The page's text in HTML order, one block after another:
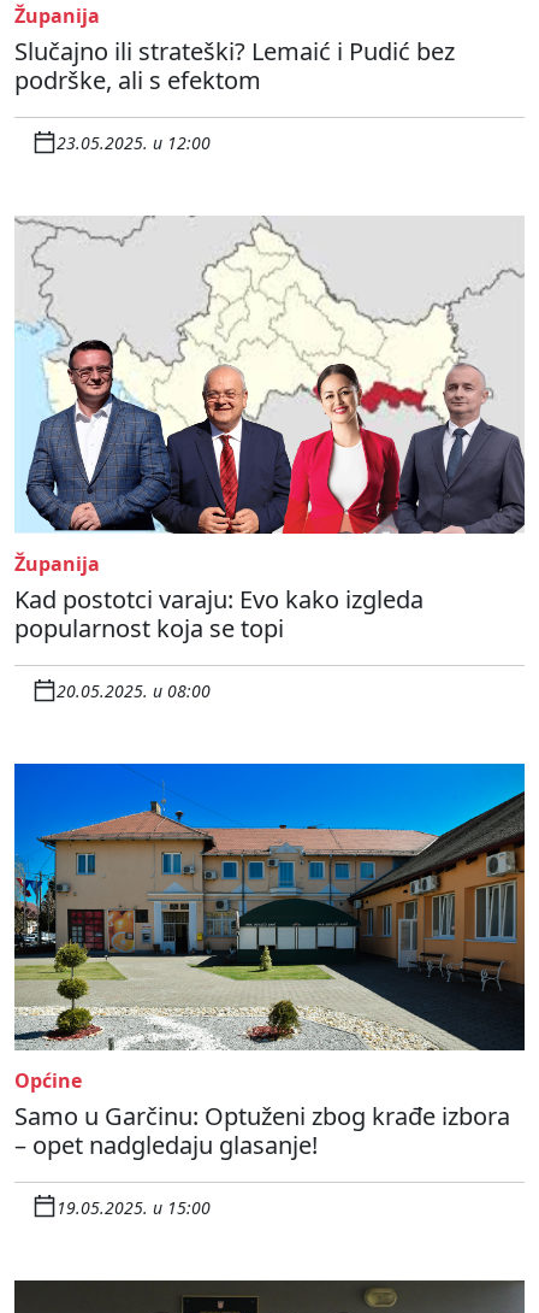
Županija
Slučajno ili strateški? Lemaić i Pudić bez
podrške, ali s efektom
23.05.2025. u 12:00
Županija
Kad postotci varaju: Evo kako izgleda
popularnost koja se topi
20.05.2025. u 08:00
Općine
Samo u Garčinu: Optuženi zbog krađe izbora
– opet nadgledaju glasanje!
19.05.2025. u 15:00